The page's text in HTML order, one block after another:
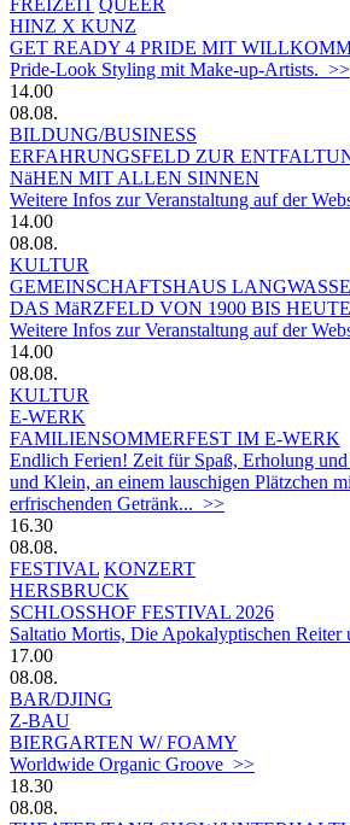
HINZ X KUNZ
GET READY 4 PRIDE MIT
Pride-Look Styling mit Make-up-Artists. >>
14.00
08.08.
BILDUNG/BUSINESS
ERFAHRUNGSFELD ZUR
NäHEN MIT ALLEN SINNEN
Weitere Infos zur Veranstaltung auf der
14.00
08.08.
KULTUR
GEMEINSCHAFTSHAUS
DAS MäRZFELD VON 1900 BIS HEUTE
Weitere Infos zur Veranstaltung auf der
14.00
08.08.
KULTUR
E-WERK
FAMILIENSOMMERFEST IM E-WERK
Endlich Ferien! Zeit für Spaß, Erholung
und Klein, an einem lauschigen Plätzchen
erfrischenden Getränk... >>
16.30
08.08.
FESTIVAL KONZERT
HERSBRUCK
SCHLOSSHOF FESTIVAL 2026
Saltatio Mortis, Die Apokalyptischen
17.00
08.08.
BAR/DJING
Z-BAU
BIERGARTEN W/ FOAMY
Worldwide Organic Groove >>
18.30
08.08.